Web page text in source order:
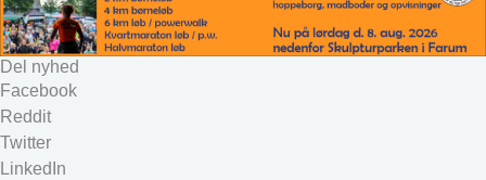
Del nyhed
Facebook
Reddit
Twitter
LinkedIn